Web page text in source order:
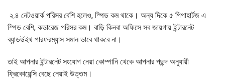
২.৪ নেটওয়ার্ক পরিসর বেশি হলেও, স্পিড কম থাকে। অন্য দিকে ৫ গিগাহার্টজ এ
স্পিড বেশি, কভারেজ পরিসর কম। বাড়ি কিনবা অফিসে সব জায়গায় ইন্টারনেট
ব্যান্ডউইথ পারফরম্যান্স সমান ভাবে থাকবে না।
তাই আপনার ইন্টারনেট সংযোগ নেয়া কোম্পানি থেকে আপনার পছন্দ অনুযায়ী
ফ্রিকোয়েন্সি বেছে নেয়াই উত্তম।